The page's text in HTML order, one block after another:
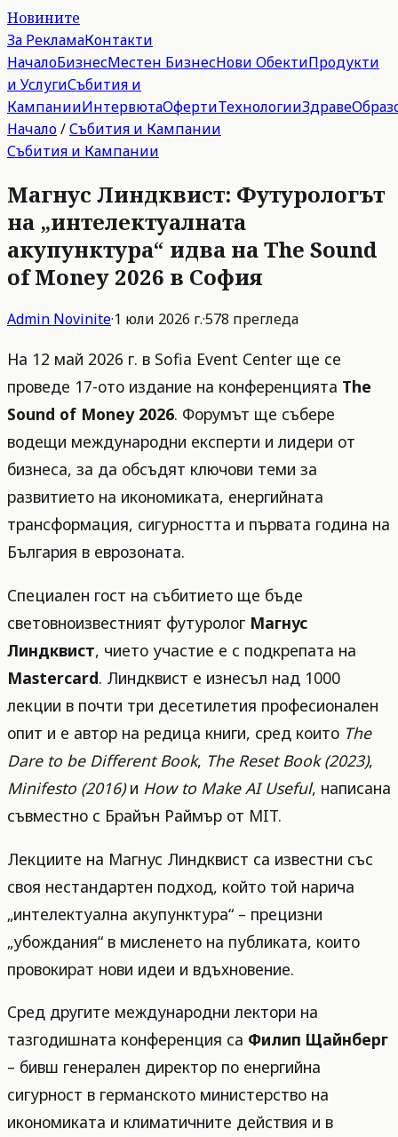
Новините
За РекламаКонтакти
НачалоБизнесМестен БизнесНови ОбектиПродукти
и УслугиСъбития и
КампанииИнтервютаОфертиТехнологииЗдраве
Начало/Събития и Кампании
Събития и Кампании
Магнус Линдквист: Футурологът
на „интелектуалната
акупунктура“ идва на The Sound
of Money 2026 в София
Admin Novinite·1 юли 2026 г.·578 прегледа
На 12 май 2026 г. в Sofia Event Center ще се
проведе 17-ото издание на конференцията The
Sound of Money 2026. Форумът ще събере
водещи международни експерти и лидери от
бизнеса, за да обсъдят ключови теми за
развитието на икономиката, енергийната
трансформация, сигурността и първата година на
България в еврозоната.
Специален гост на събитието ще бъде
световноизвестният футуролог Магнус
Линдквист, чието участие е с подкрепата на
Mastercard. Линдквист е изнесъл над 1000
лекции в почти три десетилетия професионален
опит и е автор на редица книги, сред които The
Dare to be Different Book, The Reset Book (2023),
Minifesto (2016)и How to Make AI Useful, написана
съвместно с Брайън Раймър от MIT.
Лекциите на Магнус Линдквист са известни със
своя нестандартен подход, който той нарича
„интелектуална акупунктура“ – прецизни
„убождания“ в мисленето на публиката, които
провокират нови идеи и вдъхновение.
Сред другите международни лектори на
тазгодишната конференция са Филип Щайнберг
– бивш генерален директор по енергийна
сигурност в германското министерство на
икономиката и климатичните действия и в